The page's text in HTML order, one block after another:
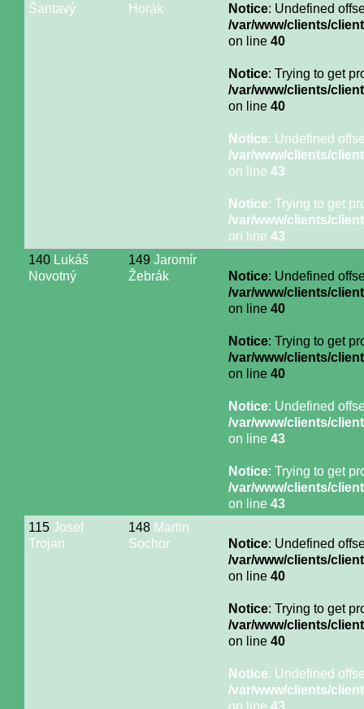
Šantavý
Horák
Notice: Undefined
/var/www/clients/
on line 40
Notice: Trying to get
/var/www/clients/
on line 40
Notice: Undefined
/var/www/clients/
on line 43
Notice: Trying to get
/var/www/clients/
on line 43
140 Lukáš
Novotný
149 Jaromír
Žebrák
Notice: Undefined
/var/www/clients/
on line 40
Notice: Trying to get
/var/www/clients/
on line 40
Notice: Undefined
/var/www/clients/
on line 43
Notice: Trying to get
/var/www/clients/
on line 43
115 Josef
Trojan
148 Martin
Sochor
Notice: Undefined
/var/www/clients/
on line 40
Notice: Trying to get
/var/www/clients/
on line 40
Notice: Undefined
/var/www/clients/
on line 43